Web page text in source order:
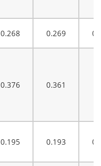
0.268 0.269
0.376 0.361
0.195 0.193